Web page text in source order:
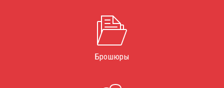
Брошюры